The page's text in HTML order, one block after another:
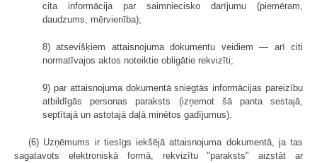
cita informācija par saimniecisko darījumu (piemēram,
daudzums, mērvienība);
8) atsevišķiem attaisnojuma dokumentu veidiem — arī citi
normatīvajos aktos noteiktie obligātie rekvizīti;
9) par attaisnojuma dokumentā sniegtās informācijas pareizību
atbildīgās personas paraksts (izņemot šā panta sestajā,
septītajā un astotajā daļā minētos gadījumus).
(6) Uzņēmums ir tiesīgs iekšējā attaisnojuma dokumentā, ja tas
sagatavots elektroniskā formā, rekvizītu "paraksts" aizstāt ar